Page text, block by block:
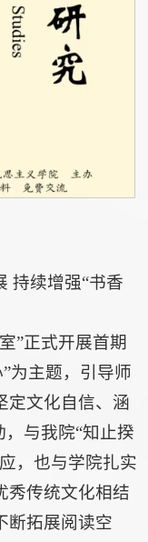
持续增强“书香
”正式开展首期
为主题，引导师
定文化自信、涵
与我院“知止揆
，也与学院扎实
秀传统文化相结
断拓展阅读空